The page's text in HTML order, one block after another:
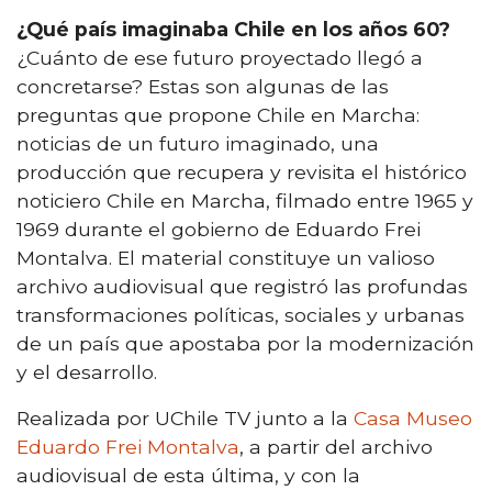
¿Qué país imaginaba Chile en los años 60?
¿Cuánto de ese futuro proyectado llegó a
concretarse? Estas son algunas de las
preguntas que propone Chile en Marcha:
noticias de un futuro imaginado, una
producción que recupera y revisita el histórico
noticiero Chile en Marcha, filmado entre 1965 y
1969 durante el gobierno de Eduardo Frei
Montalva. El material constituye un valioso
archivo audiovisual que registró las profundas
transformaciones políticas, sociales y urbanas
de un país que apostaba por la modernización
y el desarrollo.
Realizada por UChile TV junto a la Casa Museo
Eduardo Frei Montalva, a partir del archivo
audiovisual de esta última, y con la